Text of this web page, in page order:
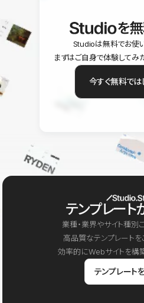
を
Studioは無料でお使い
まずはご自身で体験してみ
今すぐ無料では
テンプレート
業種・業界やサイト種別
高品質なテンプレートを
効率的にWebサイトを構
テンプレート